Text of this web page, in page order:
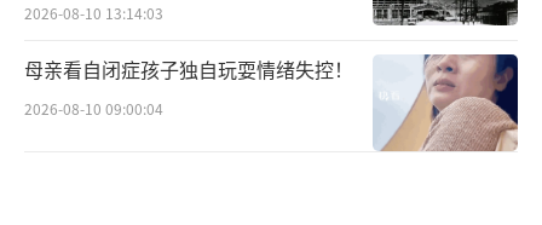
2026-08-10 13:14:03
母亲看自闭症孩子独自玩耍情绪失控！
2026-08-10 09:00:04